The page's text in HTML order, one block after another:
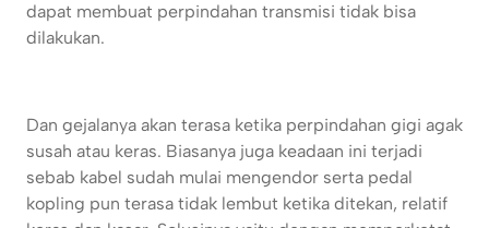
dapat membuat perpindahan transmisi tidak bisa
dilakukan.
Dan gejalanya akan terasa ketika perpindahan gigi agak
susah atau keras. Biasanya juga keadaan ini terjadi
sebab kabel sudah mulai mengendor serta pedal
kopling pun terasa tidak lembut ketika ditekan, relatif